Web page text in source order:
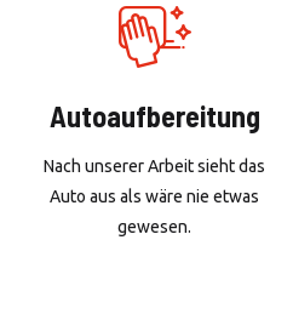
Autoaufbereitung
Nach unserer Arbeit sieht das
Auto aus als wäre nie etwas
gewesen.